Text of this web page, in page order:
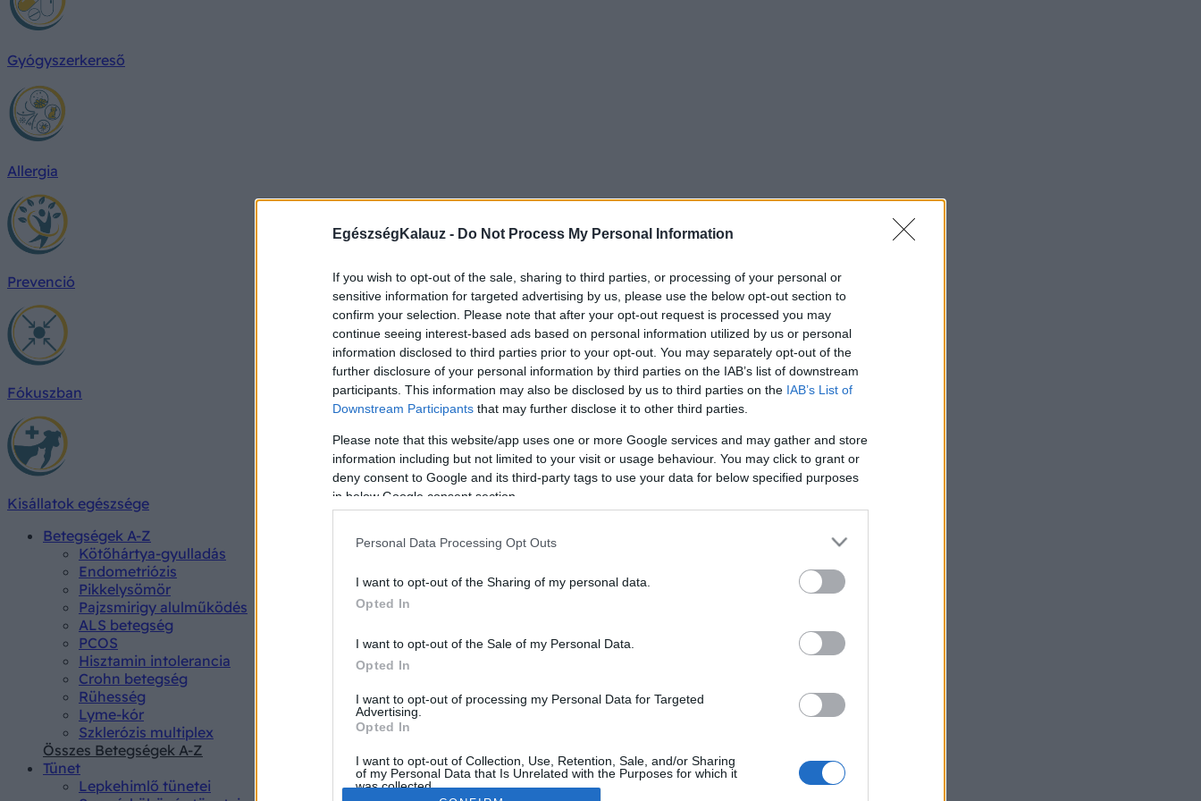
EgészségKalauz - Do Not Process My Personal Information
If you wish to opt-out of the sale, sharing to third parties, or processing of your personal or
sensitive information for targeted advertising by us, please use the below opt-out section to
confirm your selection. Please note that after your opt-out request is processed you may
continue seeing interest-based ads based on personal information utilized by us or personal
information disclosed to third parties prior to your opt-out. You may separately opt-out of the
further disclosure of your personal information by third parties on the IAB’s list of downstream
participants. This information may also be disclosed by us to third parties on the IAB’s List of
Downstream Participants that may further disclose it to other third parties.
Please note that this website/app uses one or more Google services and may gather and store
information including but not limited to your visit or usage behaviour. You may click to grant or
deny consent to Google and its third-party tags to use your data for below specified purposes
in below Google consent section.
Personal Data Processing Opt Outs
I want to opt-out of the Sharing of my personal data.
Opted In
I want to opt-out of the Sale of my Personal Data.
Opted In
I want to opt-out of processing my Personal Data for Targeted
Advertising.
Opted In
I want to opt-out of Collection, Use, Retention, Sale, and/or Sharing
of my Personal Data that Is Unrelated with the Purposes for which it
was collected.
Gyógyszerkereső
Allergia
Prevenció
Fókuszban
Kisállatok egészsége
Betegségek A-Z
Kötőhártya-gyulladás
Endometriózis
Pikkelysömör
Pajzsmirigy alulműködés
ALS betegség
PCOS
Hisztamin intolerancia
Crohn betegség
Rühesség
Lyme-kór
Szklerózis multiplex
Összes Betegségek A-Z
Tünet
Lepkehimlő tünetei